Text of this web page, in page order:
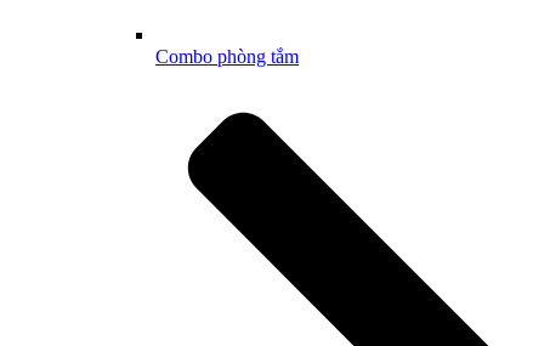
Combo phòng tắm